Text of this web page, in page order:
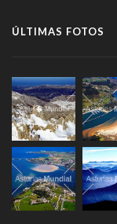
ÚLTIMAS FOTOS